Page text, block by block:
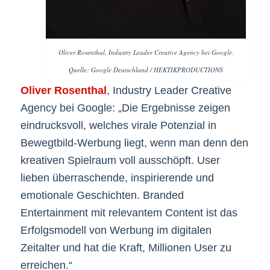
Oliver Rosenthal, Industry Leader Creative Agency bei Google.
Quelle: Google Deutschland / HEKTIKPRODUCTIONS
Oliver Rosenthal , Industry Leader Creative
Agency bei Google: „Die Ergebnisse zeigen
eindrucksvoll, welches virale Potenzial in
Bewegtbild-Werbung liegt, wenn man denn den
kreativen Spielraum voll ausschöpft. User
lieben überraschende, inspirierende und
emotionale Geschichten. Branded
Entertainment mit relevantem Content ist das
Erfolgsmodell von Werbung im digitalen
Zeitalter und hat die Kraft, Millionen User zu
erreichen.“